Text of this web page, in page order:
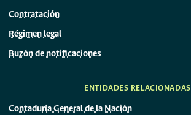
Contratación
Régimen legal
Buzón de notificaciones
ENTIDADES RELACIONADAS
Contaduría General de la Nación